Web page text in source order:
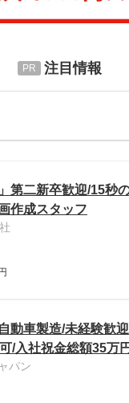
注目情報
第二新卒歓迎/15秒
作成スタッフ
動車製造/未経験歓
/入社祝金総額35万
パン